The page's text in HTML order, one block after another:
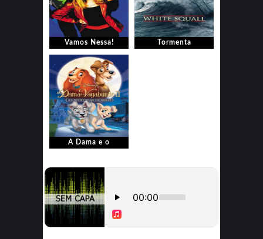
Vamos Nessa! Tormenta
A Dama e o